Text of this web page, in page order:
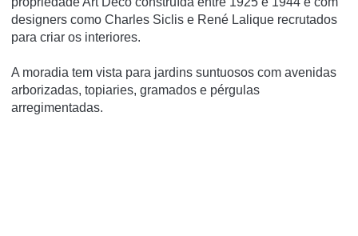
designers como Charles Siclis e René Lalique recrutados
para criar os interiores.
A moradia tem vista para jardins suntuosos com avenidas
arborizadas, topiaries, gramados e pérgulas
arregimentadas.